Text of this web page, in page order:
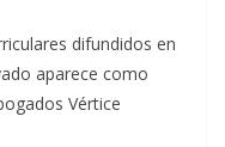
difundidos en
aparece como
Vértice